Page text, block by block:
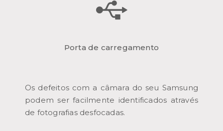
Porta de carregamento
Os defeitos com a câmara do seu Samsung
podem ser facilmente identificados através
de fotografias desfocadas.